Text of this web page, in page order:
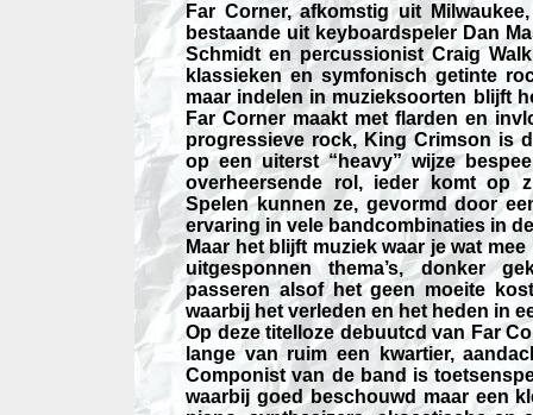
Far Corner, afkomstig uit
bestaande uit keyboardspeler Dan
Schmidt en percussionist Craig
klassieken en symfonisch getinte
maar indelen in muzieksoorten blijft
Far Corner maakt met flarden en
progressieve rock, King Crimson is
op een uiterst “heavy” wijze
overheersende rol, ieder komt op
Spelen kunnen ze, gevormd door
ervaring in vele bandcombinaties in
Maar het blijft muziek waar je wat
uitgesponnen thema’s, donker
passeren alsof het geen moeite
waarbij het verleden en het heden in
Op deze titelloze debuutcd van Far
lange van ruim een kwartier,
Componist van de band is
waarbij goed beschouwd maar een